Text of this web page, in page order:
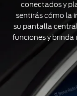
conectados y
sentirás cómo la
su pantalla
funciones y brinda